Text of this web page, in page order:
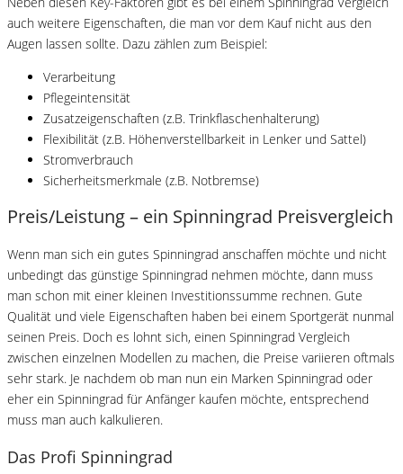
auch weitere Eigenschaften, die man vor dem Kauf nicht aus den
Augen lassen sollte. Dazu zählen zum Beispiel:
Verarbeitung
Pflegeintensität
Zusatzeigenschaften (z.B. Trinkflaschenhalterung)
Flexibilität (z.B. Höhenverstellbarkeit in Lenker und Sattel)
Stromverbrauch
Sicherheitsmerkmale (z.B. Notbremse)
Preis/Leistung – ein Spinningrad Preisvergleich
Wenn man sich ein gutes Spinningrad anschaffen möchte und nicht
unbedingt das günstige Spinningrad nehmen möchte, dann muss
man schon mit einer kleinen Investitionssumme rechnen. Gute
Qualität und viele Eigenschaften haben bei einem Sportgerät nunmal
seinen Preis. Doch es lohnt sich, einen Spinningrad Vergleich
zwischen einzelnen Modellen zu machen, die Preise variieren oftmals
sehr stark. Je nachdem ob man nun ein Marken Spinningrad oder
eher ein Spinningrad für Anfänger kaufen möchte, entsprechend
muss man auch kalkulieren.
Das Profi Spinningrad